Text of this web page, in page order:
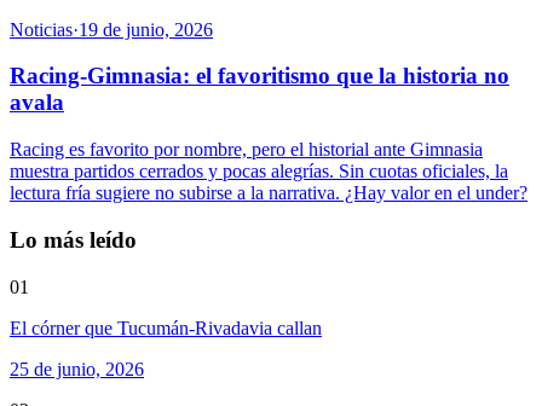
Noticias·19 de junio, 2026
Racing-Gimnasia: el favoritismo que la historia no
avala
Racing es favorito por nombre, pero el historial ante Gimnasia
muestra partidos cerrados y pocas alegrías. Sin cuotas oficiales, la
lectura fría sugiere no subirse a la narrativa. ¿Hay valor en el under?
Lo más leído
01
El córner que Tucumán-Rivadavia callan
25 de junio, 2026